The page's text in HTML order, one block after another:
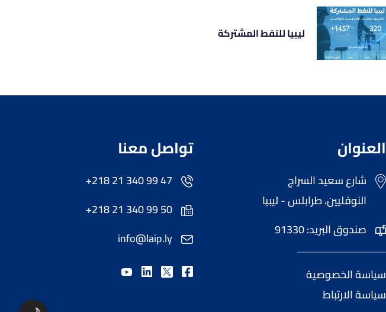
ليبيا للنفط المشتركة
العنوان
شارع سعيد السراج
النوفليين، طرابلس - ليبيا
صندوق البريد: 91330
سياسة الخصوصية
سياسة الارتباط
تواصل معنا
+218 21 340 99 47
+218 21 340 99 50
info@laip.ly